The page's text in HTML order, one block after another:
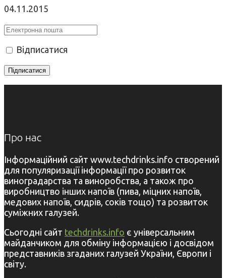
04.11.2015
Відписатися
Про нас
Інформаційний сайт www.techdrinks.info створений
для популяризації інформації про розвиток
виноградарства та виноробства, а також про
виробництво інших напоїв (пива, міцних напоїв,
медових напоїв, сидрів, соків тощо) та розвиток
суміжних галузей.
Сьогодні сайт techdrinks.info є універсальним
майданчиком для обміну інформацією і досвідом
представників згаданих галузей України, Європи і
світу.